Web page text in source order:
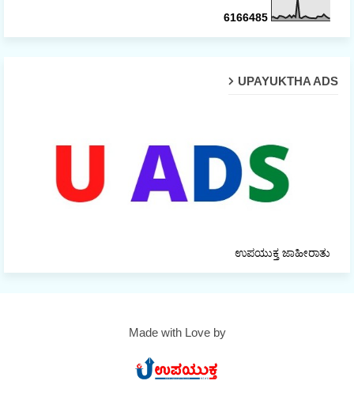
6166485
UPAYUKTHA ADS
ಉಪಯುಕ್ತ ಜಾಹೀರಾತು
Made with Love by